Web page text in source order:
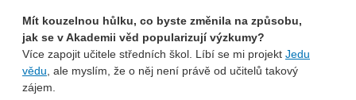
Mít kouzelnou hůlku, co byste změnila na způsobu,
jak se v Akademii věd popularizují výzkumy?
Více zapojit učitele středních škol. Líbí se mi projekt Jedu
vědu , ale myslím, že o něj není právě od učitelů takový
zájem.